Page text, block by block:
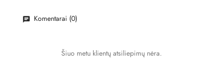
Komentarai (0)
Šiuo metu klientų atsiliepimų nėra.